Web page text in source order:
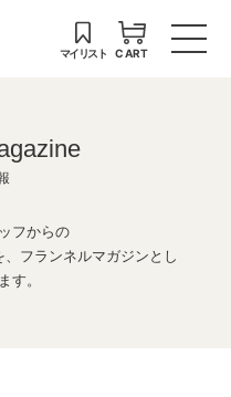
マイリスト CART
フからの
フランネルマガジンとし
す。